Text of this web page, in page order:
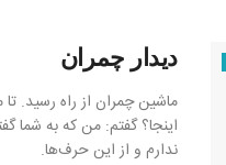
دیدار چمران
ماشین چمران از راه رسید.
اینجا؟ گفتم: من که به شما
ندارم و از این حرف‌ها.